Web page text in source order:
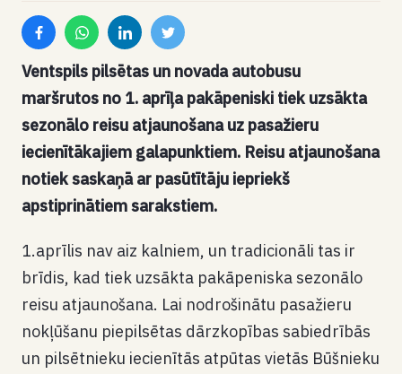
Ventspils pilsētas un novada autobusu
maršrutos no 1. aprīļa pakāpeniski tiek uzsākta
sezonālo reisu atjaunošana uz pasažieru
iecienītākajiem galapunktiem. Reisu atjaunošana
notiek saskaņā ar pasūtītāju iepriekš
apstiprinātiem sarakstiem.
1.aprīlis nav aiz kalniem, un tradicionāli tas ir
brīdis, kad tiek uzsākta pakāpeniska sezonālo
reisu atjaunošana. Lai nodrošinātu pasažieru
nokļūšanu piepilsētas dārzkopības sabiedrībās
un pilsētnieku iecienītās atpūtas vietās Būšnieku